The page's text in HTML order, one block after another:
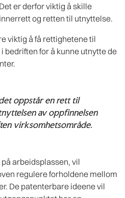
er derfor viktig å skille
og retten til utnyttelse.
viktig å få rettighetene til
bedriften for å kunne utnytte de
oppstår en rett til
av oppfinnelsen
virksomhetsområde.
arbeidsplassen, vil
regulere forholdene mellom
De patenterbare ideene vil